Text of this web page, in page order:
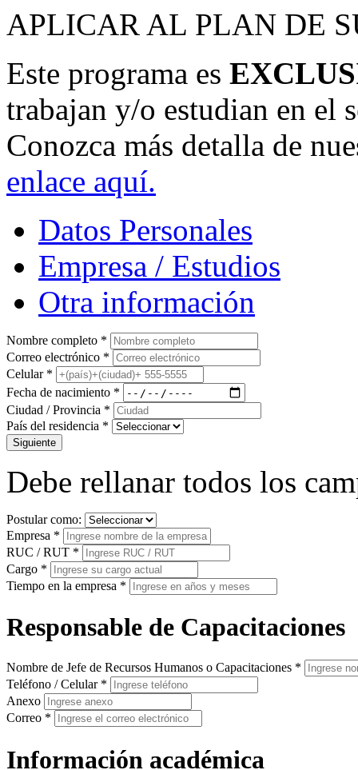
APLICAR AL PLAN DE
Este programa es
trabajan y/o estudian en el
Conozca más detalla de
enlace aquí.
Datos Personales
Empresa / Estudios
Otra información
Nombre completo *
Correo electrónico *
Celular*
Fecha de nacimiento *
Ciudad / Provincia *
País del residencia *
Siguiente
Debe rellanar todos los
Postular como:
Empresa *
RUC / RUT *
Cargo *
Tiempo en la empresa *
Responsable de Capacitaciones
Nombre de Jefe de Recursos Humanos o Capacitaciones *
Teléfono / Celular*
Anexo
Correo *
Información académica